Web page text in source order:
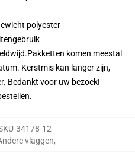
polyester
Pakketten komen meestal
Kerstmis kan langer zijn,
Bedankt voor uw bezoek!
34178-12
vlaggen,